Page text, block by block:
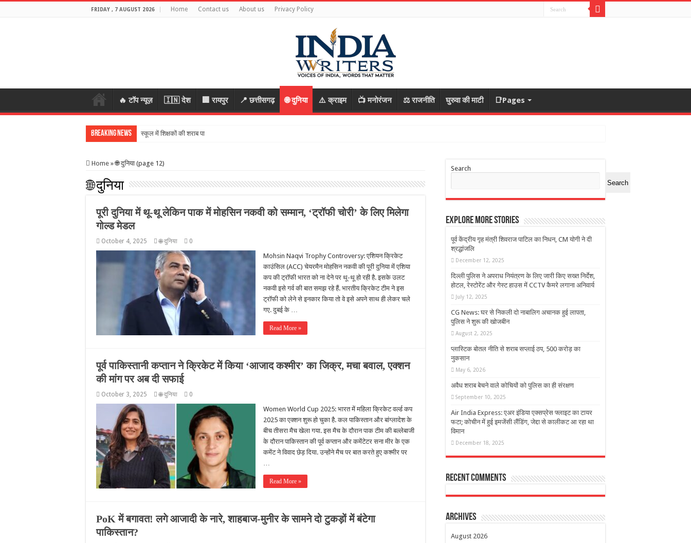
FRIDAY , 7 AUGUST 2026 Home Contact us About us Privacy Policy
🔥 टॉप न्यूज़ 🇮🇳 देश 🏢 रायपुर 📍 छत्तीसगढ़ 🌐 दुनिया ⚠️ क्राइम 📺 मनोरंजन ⚖️ राजनीति घुरुवा की माटी 📑Pages
Breaking News स्कूल में शिक्षकों की शराब पार्टी का वीडियो वायरल
Home » 🌐 दुनिया (page 12)
🌐 दुनिया
पूरी दुनिया में थू-थू लेकिन पाक में मोहसिन नकवी को सम्मान, ‘ट्रॉफी चोरी’ के लिए मिलेगा
गोल्ड मेडल
October 4, 2025 🌐 दुनिया 0
Mohsin Naqvi Trophy Controversy: एशियन क्रिकेट
काउंसिल (ACC) चेयरमैन मोहसिन नकवी की पूरी दुनिया में एशिया
कप की ट्रॉफी भारत को ना देने पर थू-थू हो रही है. इसके उलट
नकवी इसे गर्व की बात समझ रहे हैं. भारतीय क्रिकेट टीम ने इस
ट्रॉफी को लेने से इनकार किया तो वे इसे अपने साथ ही लेकर चले
गए. दुबई के …
Read More »
पूर्व पाकिस्तानी कप्तान ने क्रिकेट में किया ‘आजाद कश्मीर’ का जिक्र, मचा बवाल, एक्शन
की मांग पर अब दी सफाई
October 3, 2025 🌐 दुनिया 0
Women World Cup 2025: भारत में महिला क्रिकेट वर्ल्ड कप
2025 का एक्शन शुरू हो चुका है. कल पाकिस्तान और बांग्लादेश के
बीच तीसरा मैच खेला गया. इस मैच के दौरान पाक टीम की बल्लेबाजी
के दौरान पाकिस्तान की पूर्व कप्तान और कमेंटेटर सना मीर के एक
कमेंट ने विवाद छेड़ दिया. उन्होंने मैच पर बात करते हुए कश्मीर पर
…
Read More »
PoK में बगावत! लगे आजादी के नारे, शाहबाज-मुनीर के सामने दो टुकड़ों में बंटेगा
पाकिस्तान?
Search
Search
Explore More Stories
पूर्व केंद्रीय गृह मंत्री शिवराज पाटिल का निधन, CM योगी ने दी
श्रद्धांजलि
December 12, 2025
दिल्ली पुलिस ने अपराध नियंत्रण के लिए जारी किए सख्त निर्देश,
होटल, रेस्टोरेंट और गेस्ट हाउस में CCTV कैमरे लगाना अनिवार्य
July 12, 2025
CG News: घर से निकली दो नाबालिग अचानक हुई लापता,
पुलिस ने शुरू की खोजबीन
August 2, 2025
प्लास्टिक बोतल नीति से शराब सप्लाई ठप, 500 करोड़ का
नुकसान
May 6, 2026
अवैध शराब बेचने वाले कोचियों को पुलिस का ही संरक्षण
September 10, 2025
Air India Express: एअर इंडिया एक्सप्रेस फ्लाइट का टायर
फटा; कोचीन में हुई इमजेंसी लैंडिंग, जेद्दा से कालीकट आ रहा था
विमान
December 18, 2025
Recent Comments
Archives
August 2026